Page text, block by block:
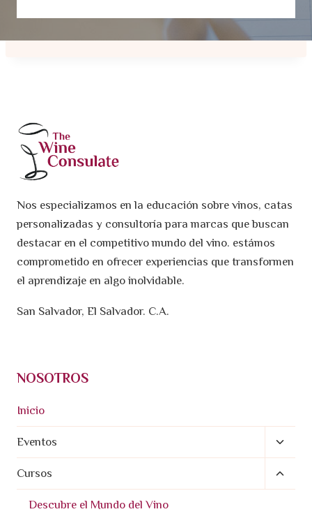
Nos especializamos en la educación sobre vinos, catas
personalizadas y consultoría para marcas que buscan
destacar en el competitivo mundo del vino. estámos
comprometido en ofrecer experiencias que transformen
el aprendizaje en algo inolvidable.
San Salvador, El Salvador. C.A.
NOSOTROS
Inicio
Eventos
Menú
Hijo
Cursos
Menú
Descubre el Mundo del Vino